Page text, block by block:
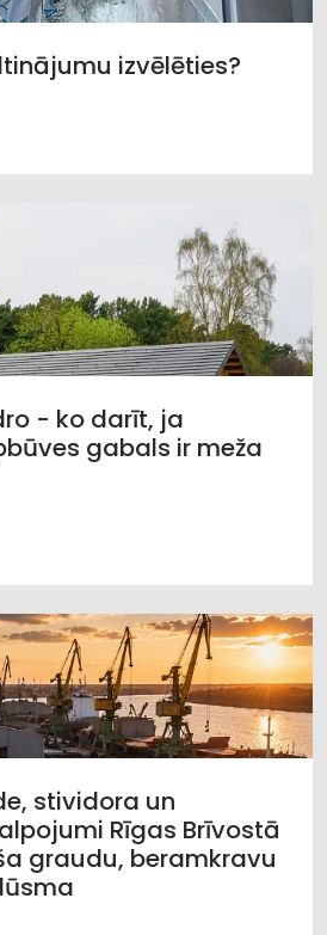
izvēlēties?
- ko darīt, ja
gabals ir meža
stividora un
Rīgas Brīvostā
graudu, beramkravu